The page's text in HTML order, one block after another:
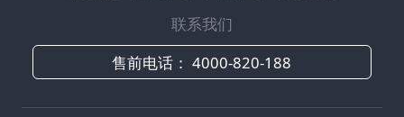
联系我们
售前电话：4000-820-188